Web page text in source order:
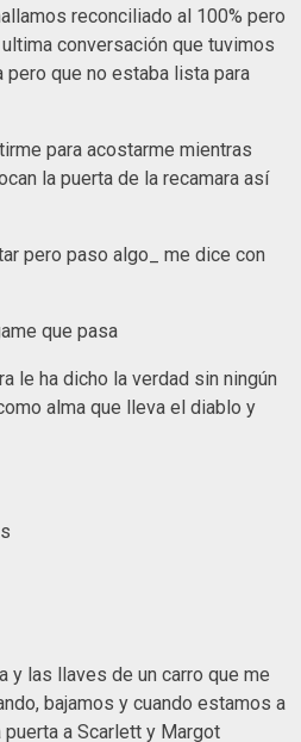
reconciliado al 100% pero
conversación que tuvimos
pero que no estaba lista para
para acostarme mientras
la puerta de la recamara así
pero paso algo_ me dice con
que pasa
le ha dicho la verdad sin ningún
alma que lleva el diablo y
y las llaves de un carro que me
bajamos y cuando estamos a
a Scarlett y Margot